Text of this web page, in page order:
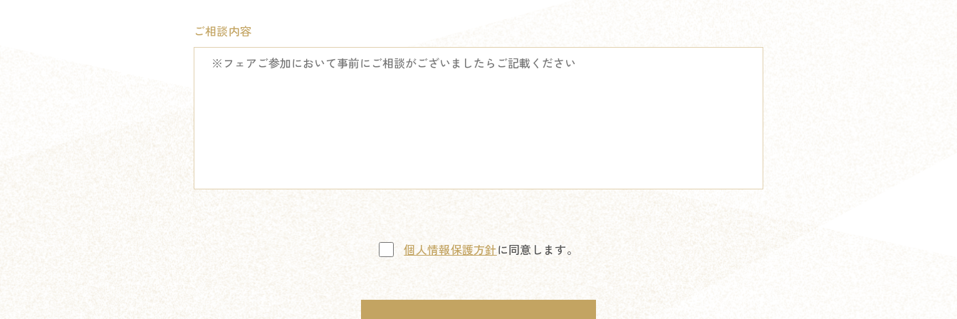
ご相談内容
個人情報保護方針に同意します。